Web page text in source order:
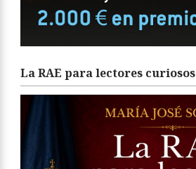
La RAE para lectores curiosos